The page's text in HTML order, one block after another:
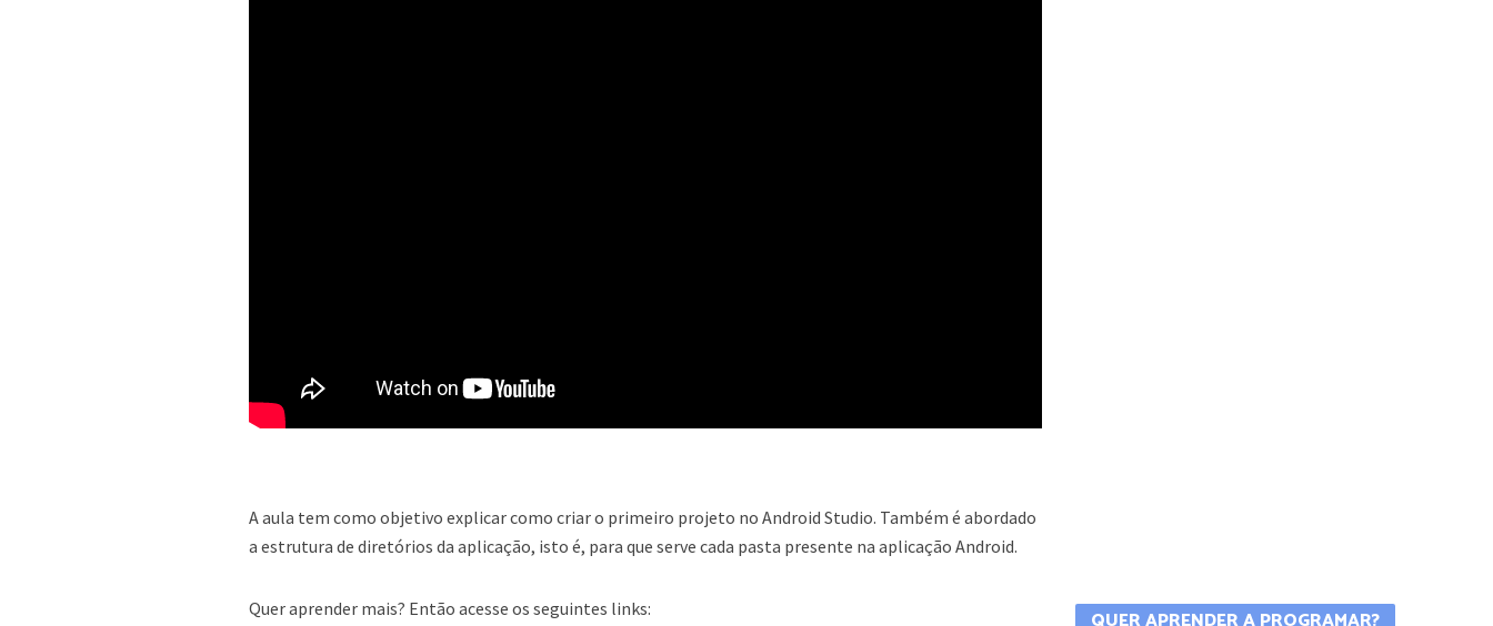
A aula tem como objetivo explicar como criar o primeiro projeto no Android Studio. Também é abordado
a estrutura de diretórios da aplicação, isto é, para que serve cada pasta presente na aplicação Android.
Quer aprender mais? Então acesse os seguintes links: